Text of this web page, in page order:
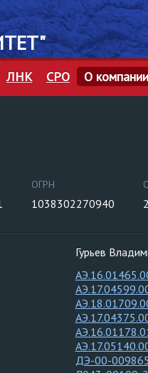
ЛНК СРО О компании
ОГРН
1038302270940
Гурьев
ДЭ-00-